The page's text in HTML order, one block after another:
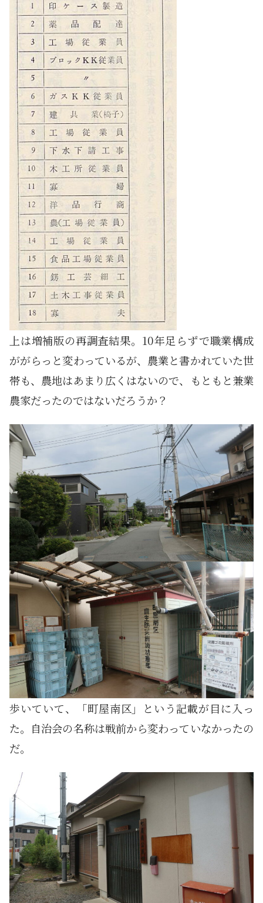
上は増補版の再調査結果。10年足らずで職業構成
ががらっと変わっているが、農業と書かれていた世
帯も、農地はあまり広くはないので、もともと兼業
農家だったのではないだろうか？
歩いていて、「町屋南区」という記載が目に入っ
た。自治会の名称は戦前から変わっていなかったの
だ。